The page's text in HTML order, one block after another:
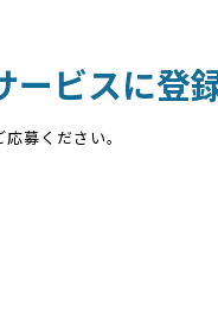
ビスに登
募ください。